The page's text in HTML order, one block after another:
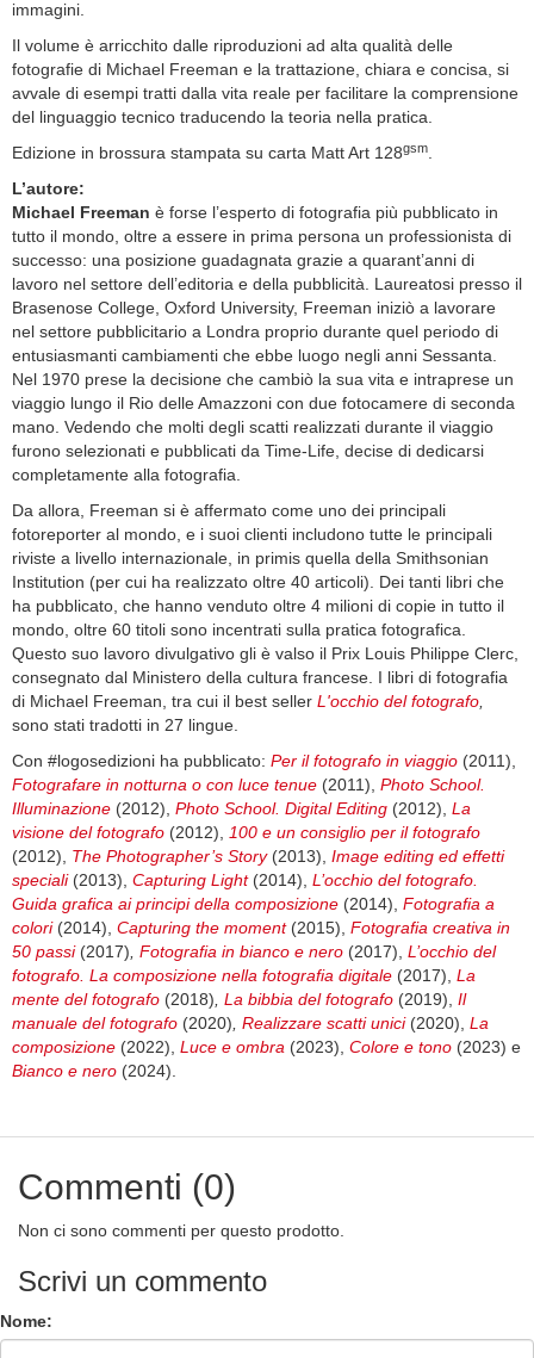
immagini.
Il volume è arricchito dalle riproduzioni ad alta qualità delle
fotografie di Michael Freeman e la trattazione, chiara e concisa, si
avvale di esempi tratti dalla vita reale per facilitare la comprensione
del linguaggio tecnico traducendo la teoria nella pratica.
Edizione in brossura stampata su carta Matt Art 128gsm.
L’autore:
Michael Freeman è forse l’esperto di fotografia più pubblicato in
tutto il mondo, oltre a essere in prima persona un professionista di
successo: una posizione guadagnata grazie a quarant’anni di
lavoro nel settore dell’editoria e della pubblicità. Laureatosi presso il
Brasenose College, Oxford University, Freeman iniziò a lavorare
nel settore pubblicitario a Londra proprio durante quel periodo di
entusiasmanti cambiamenti che ebbe luogo negli anni Sessanta.
Nel 1970 prese la decisione che cambiò la sua vita e intraprese un
viaggio lungo il Rio delle Amazzoni con due fotocamere di seconda
mano. Vedendo che molti degli scatti realizzati durante il viaggio
furono selezionati e pubblicati da Time-Life, decise di dedicarsi
completamente alla fotografia.
Da allora, Freeman si è affermato come uno dei principali
fotoreporter al mondo, e i suoi clienti includono tutte le principali
riviste a livello internazionale, in primis quella della Smithsonian
Institution (per cui ha realizzato oltre 40 articoli). Dei tanti libri che
ha pubblicato, che hanno venduto oltre 4 milioni di copie in tutto il
mondo, oltre 60 titoli sono incentrati sulla pratica fotografica.
Questo suo lavoro divulgativo gli è valso il Prix Louis Philippe Clerc,
consegnato dal Ministero della cultura francese. I libri di fotografia
di Michael Freeman, tra cui il best seller L'occhio del fotografo,
sono stati tradotti in 27 lingue.
Con #logosedizioni ha pubblicato: Per il fotografo in viaggio (2011),
Fotografare in notturna o con luce tenue (2011), Photo School.
Illuminazione (2012), Photo School. Digital Editing (2012), La
visione del fotografo (2012), 100 e un consiglio per il fotografo
(2012), The Photographer’s Story (2013), Image editing ed effetti
speciali (2013), Capturing Light(2014), L’occhio del fotografo.
Guida grafica ai principi della composizione (2014), Fotografia a
colori (2014), Capturing the moment (2015), Fotografia creativa in
50 passi (2017), Fotografia in bianco e nero (2017), L’occhio del
fotografo. La composizione nella fotografia digitale (2017), La
mente del fotografo (2018), La bibbia del fotografo (2019), Il
manuale del fotografo (2020), Realizzare scatti unici (2020), La
composizione (2022), Luce e ombra (2023), Colore e tono (2023) e
Bianco e nero (2024).
Commenti (0)
Non ci sono commenti per questo prodotto.
Scrivi un commento
Nome: